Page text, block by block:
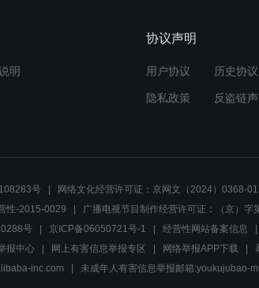
明
协议声明
用户协议 历史协
隐私政策 反盗链
号 网络文化经营许可证：京网文（2024）0368-
性-2015-0029
广播电视节目制作经营许可证：（京）字
号 京ICP备06050721号-1 经营性网站备案信息
报中心 网上有害信息举报专区 网络举报APP下载
inc.com
未成年人有害信息举报邮箱:youkujubao-